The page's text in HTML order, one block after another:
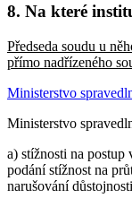
8. Na které
Předseda soudu u
přímo nadřízeného
Ministerstvo
Ministerstvo
a) stížnosti na postup
podání stížnost na
narušování